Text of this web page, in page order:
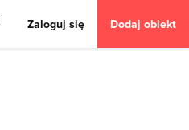
Zaloguj się Dodaj obiekt